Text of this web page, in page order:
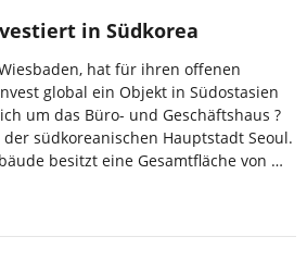
in Südkorea
hat für ihren offenen
global ein Objekt in Südostasien
um das Büro- und Geschäftshaus ?
südkoreanischen Hauptstadt Seoul.
besitzt eine Gesamtfläche von …